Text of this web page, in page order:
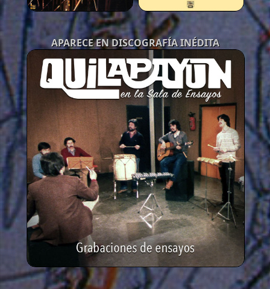
APARECE EN DISCOGRAFÍA INÉDITA